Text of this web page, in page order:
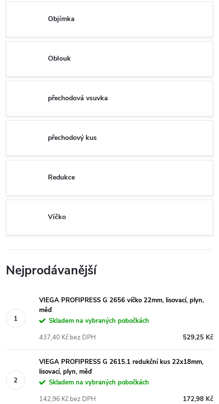
Objímka
Oblouk
přechodová vsuvka
přechodový kus
Redukce
Víčko
Nejprodávanější
VIEGA PROFIPRESS G 2656 víčko 22mm, lisovací, plyn,
měď
Skladem na vybraných pobočkách
529,25 Kč
437,40 Kč bez DPH
VIEGA PROFIPRESS G 2615.1 redukční kus 22x18mm,
lisovací, plyn, měď
Skladem na vybraných pobočkách
172,98 Kč
142,96 Kč bez DPH